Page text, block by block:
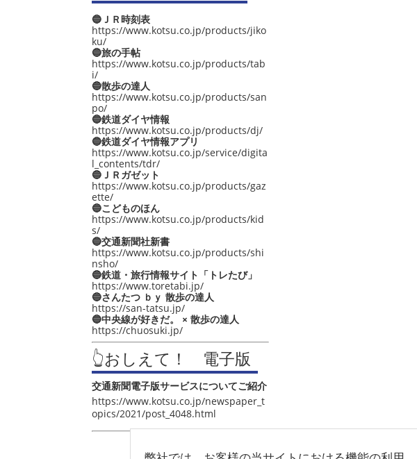
🔵ＪＲ時刻表
https://www.kotsu.co.jp/products/jiko
ku/
🔵旅の手帖
https://www.kotsu.co.jp/products/tab
i/
🔵散歩の達人
https://www.kotsu.co.jp/products/san
po/
🔵鉄道ダイヤ情報
https://www.kotsu.co.jp/products/dj/
🔵鉄道ダイヤ情報アプリ
https://www.kotsu.co.jp/service/digita
l_contents/tdr/
🔵ＪＲガゼット
https://www.kotsu.co.jp/products/gaz
ette/
🔵こどものほん
https://www.kotsu.co.jp/products/kid
s/
🔵交通新聞社新書
https://www.kotsu.co.jp/products/shi
nsho/
🔵鉄道・旅行情報サイト「トレたび」
https://www.toretabi.jp/
🔵さんたつ ｂｙ 散歩の達人
https://san-tatsu.jp/
🔵中央線が好きだ。 × 散歩の達人
https://chuosuki.jp/
👆おしえて！ 電子版
交通新聞電子版サービスについてご紹介
https://www.kotsu.co.jp/newspaper_t
opics/2021/post_4048.html